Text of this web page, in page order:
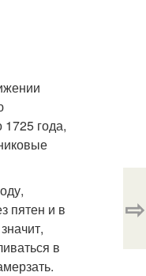
года,
пятен и в
в
⇨